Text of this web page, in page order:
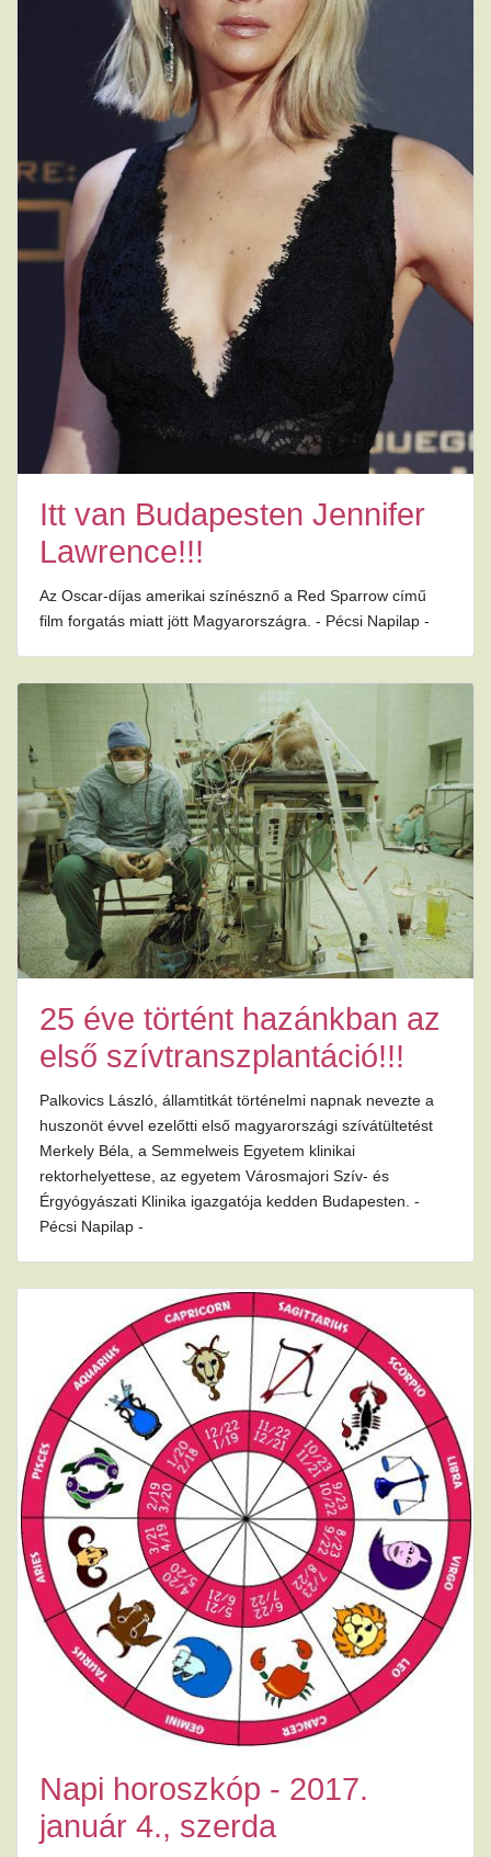
Itt van Budapesten Jennifer
Lawrence!!!
Az Oscar-díjas amerikai színésznő a Red Sparrow című
film forgatás miatt jött Magyarországra. - Pécsi Napilap -
25 éve történt hazánkban az
első szívtranszplantáció!!!
Palkovics László, államtitkát történelmi napnak nevezte a
huszonöt évvel ezelőtti első magyarországi szívátültetést
Merkely Béla, a Semmelweis Egyetem klinikai
rektorhelyettese, az egyetem Városmajori Szív- és
Érgyógyászati Klinika igazgatója kedden Budapesten. -
Pécsi Napilap -
Napi horoszkóp - 2017.
január 4., szerda